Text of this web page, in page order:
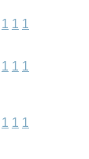
1 1 1
1 1 1
1 1 1